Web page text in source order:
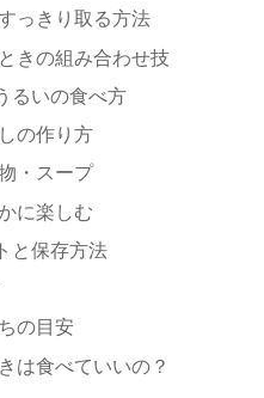
っきり取る方法
きの組み合わせ技
るいの食べ方
の作り方
・スープ
に楽しむ
と保存方法
の目安
は食べていいの？